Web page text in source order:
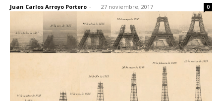
Juan Carlos Arroyo Portero - 27 noviembre, 2017 0